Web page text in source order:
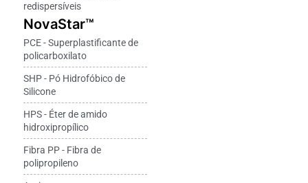
redispersíveis
NovaStar™
PCE - Superplastificante de
policarboxilato
SHP - Pó Hidrofóbico de
Silicone
HPS - Éter de amido
hidroxipropílico
Fibra PP - Fibra de
polipropileno